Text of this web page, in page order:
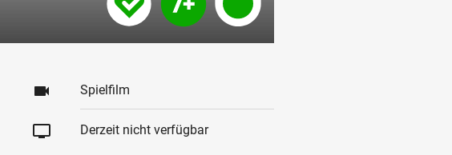
videocam Spielfilm
tv Derzeit nicht verfügbar